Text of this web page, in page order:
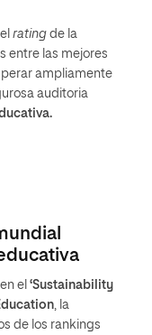
rating de la
entre las mejores
ampliamente
auditoria
el ‘Sustainability
, la
de los rankings